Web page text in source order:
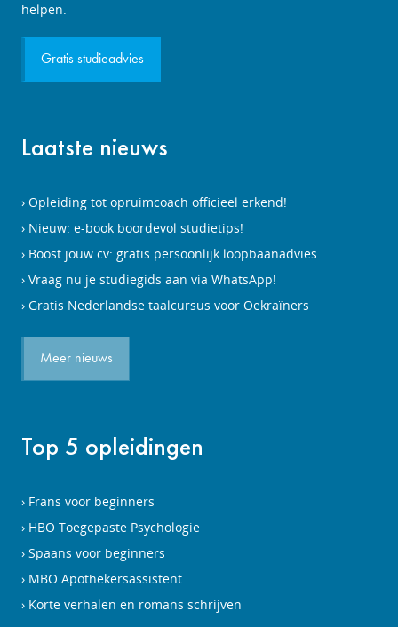
helpen.
Gratis studieadvies
Laatste nieuws
Opleiding tot opruimcoach officieel erkend!
Nieuw: e-book boordevol studietips!
Boost jouw cv: gratis persoonlijk loopbaanadvies
Vraag nu je studiegids aan via WhatsApp!
Gratis Nederlandse taalcursus voor Oekraïners
Meer nieuws
Top 5 opleidingen
Frans voor beginners
HBO Toegepaste Psychologie
Spaans voor beginners
MBO Apothekersassistent
Korte verhalen en romans schrijven